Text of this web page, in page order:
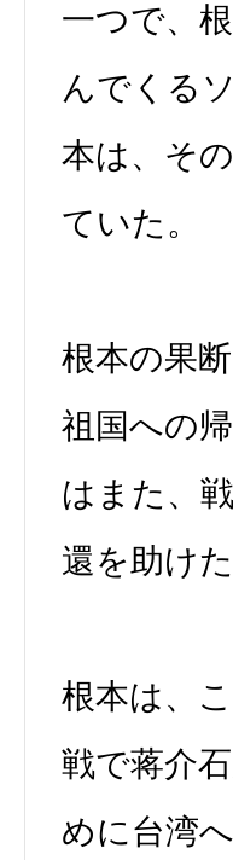
一つで、
んでくる
本は、そ
ていた。
根本の果
祖国への
はまた、
還を助け
根本は、
戦で蒋介
めに台湾